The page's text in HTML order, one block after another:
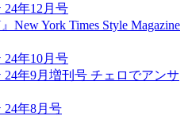
年12月号
New York Times Style Magazine
年10月号
24年9月増刊号 チェロでアンサ
24年8月号